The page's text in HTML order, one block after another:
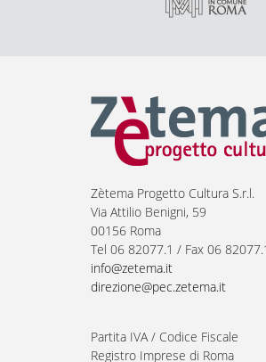
Zètema Progetto Cultura S.r.l.
Via Attilio Benigni, 59
00156 Roma
Tel 06 82077.1 / Fax 06
info@zetema.it
direzione@pec.zetema.it
Partita IVA / Codice Fiscale
Registro Imprese di Roma